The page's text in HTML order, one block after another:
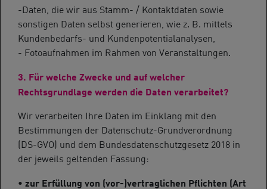
-Daten, die wir aus Stamm- / Kontaktdaten sowie
sonstigen Daten selbst generieren, wie z. B. mittels
Kundenbedarfs- und Kundenpotentialanalysen,
- Fotoaufnahmen im Rahmen von Veranstaltungen.
3. Für welche Zwecke und auf welcher
Rechtsgrundlage werden die Daten verarbeitet?
Wir verarbeiten Ihre Daten im Einklang mit den
Bestimmungen der Datenschutz-Grundverordnung
(DS-GVO) und dem Bundesdatenschutzgesetz 2018 in
der jeweils geltenden Fassung:
• zur Erfüllung von (vor-)vertraglichen Pflichten (Art